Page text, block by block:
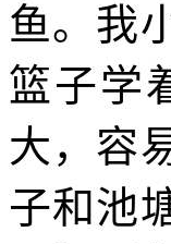
鱼。我
篮子学
大，容
子和池